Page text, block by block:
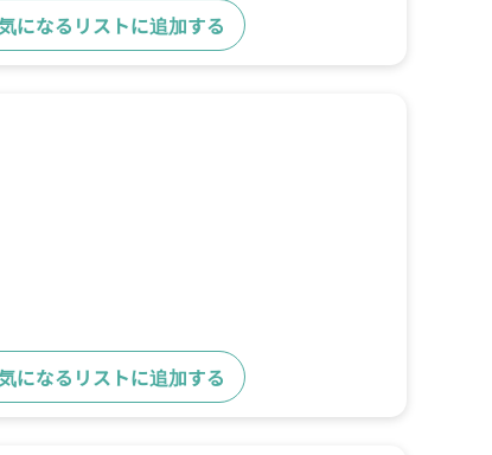
になるリストに追加する
になるリストに追加する